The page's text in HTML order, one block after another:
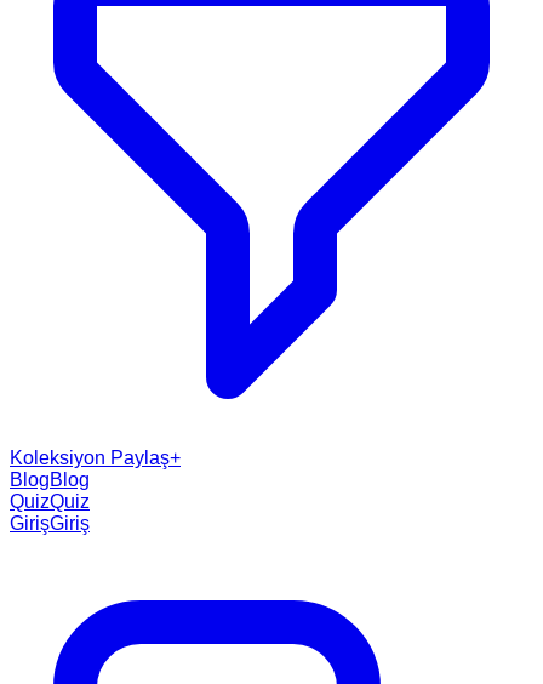
Koleksiyon Paylaş+
BlogBlog
QuizQuiz
GirişGiriş